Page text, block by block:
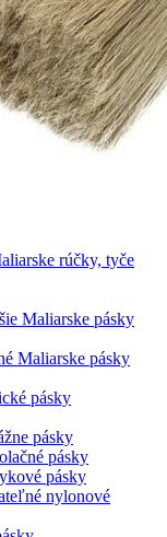
rúčky, tyče
Maliarske pásky
Maliarske pásky
pásky
pásky
pásky
pásky
nylonové